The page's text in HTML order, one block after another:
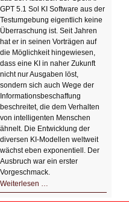
mit
einem
Klick
GPT 5.1 Sol KI Software aus der
Testumgebung eigentlich keine
Überraschung ist. Seit Jahren
hat er in seinen Vorträgen auf
die Möglichkeit hingewiesen,
dass eine KI in naher Zukunft
nicht nur Ausgaben löst,
sondern sich auch Wege der
Informationsbeschaffung
beschreitet, die dem Verhalten
von intelligenten Menschen
ähnelt. Die Entwicklung der
diversen KI-Modellen weltweit
wächst eben exponentiell. Der
Ausbruch war ein erster
Vorgeschmack.
Weiterlesen …
Der